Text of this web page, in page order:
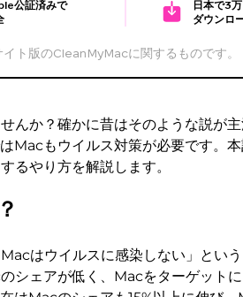
公証済みで
日本で3
ダウンロ
ト版のCleanMyMacに関するものです。
んか？確かに昔はそのような説が
Macもウイルス対策が必要です。
るやり方を解説します。
はウイルスに感染しない」とい
シェアが低く、Macをターゲット